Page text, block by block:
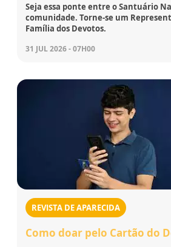
Seja essa ponte entre o Santuário
comunidade. Torne-se um
Família dos Devotos.
31 JUL 2026 - 07H00
REVISTA DE APARECIDA
Como doar pelo Cartão do